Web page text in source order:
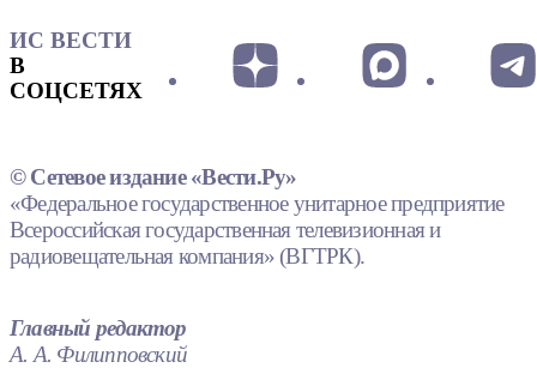
ИС ВЕСТИ
В
СОЦСЕТЯХ
© Сетевое издание «Вести.Ру»
«Федеральное государственное унитарное предприятие
Всероссийская государственная телевизионная и
радиовещательная компания» (ВГТРК).
Главный редактор
А. А. Филипповский